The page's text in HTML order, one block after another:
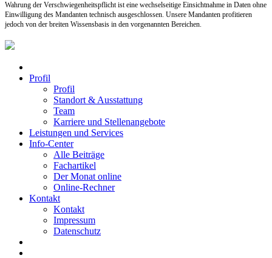
Wahrung der Verschwiegenheitspflicht ist eine wechselseitige Einsichtnahme in Daten ohne
Einwilligung des Mandanten technisch ausgeschlossen. Unsere Mandanten profitieren
jedoch von der breiten Wissensbasis in den vorgenannten Bereichen.
Profil
Profil
Standort & Ausstattung
Team
Karriere und Stellenangebote
Leistungen und Services
Info-Center
Alle Beiträge
Fachartikel
Der Monat online
Online-Rechner
Kontakt
Kontakt
Impressum
Datenschutz